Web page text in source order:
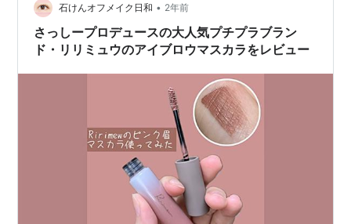
石けんオフメイク日和 • 2年前
さっしープロデュースの大人気プチプラブラン
ド・リリミュウのアイブロウマスカラをレビュー